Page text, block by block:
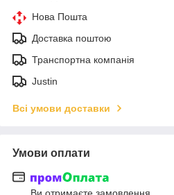
Нова Пошта
Доставка поштою
Транспортна компанія
Justin
Всі умови доставки
Умови оплати